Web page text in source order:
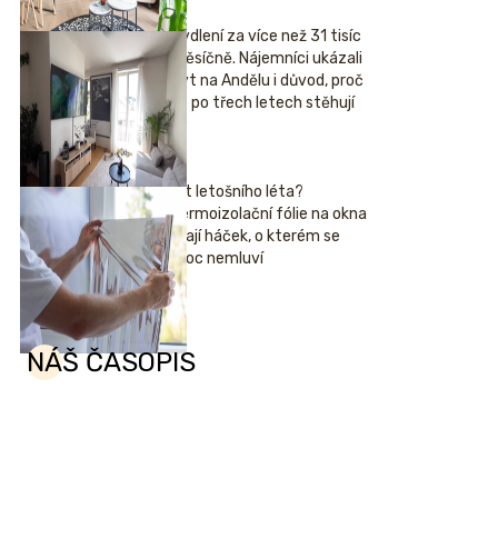
Bydlení za více než 31 tisíc
měsíčně. Nájemníci ukázali
byt na Andělu i důvod, proč
se po třech letech stěhují
Hit letošního léta?
Termoizolační fólie na okna
mají háček, o kterém se
moc nemluví
NÁŠ ČASOPIS